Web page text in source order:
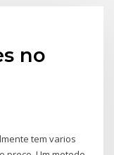
no
tem varios